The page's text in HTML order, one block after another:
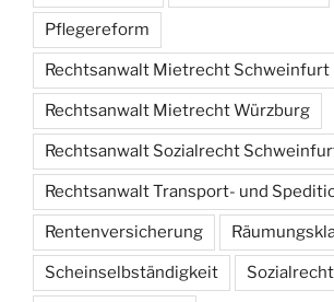
Pflegereform
Rechtsanwalt Mietrecht Schweinfurt
Rechtsanwalt Mietrecht Würzburg
Rechtsanwalt Sozialrecht
Rechtsanwalt Transport- und
Rentenversicherung
Scheinselbständigkeit Sozialrecht